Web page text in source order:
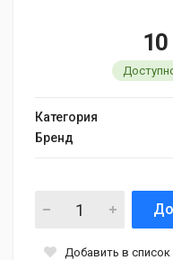
Категория
Бренд
Добавить в